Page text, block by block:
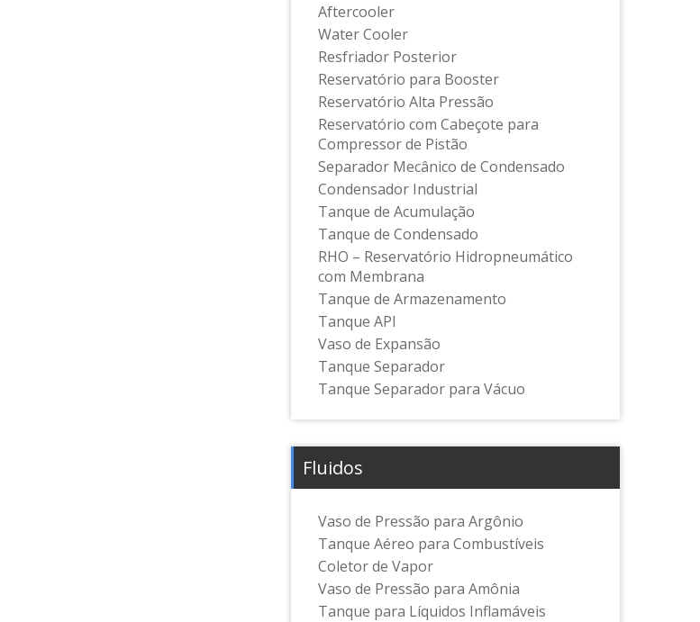
Aftercooler
Water Cooler
Resfriador Posterior
Reservatório para Booster
Reservatório Alta Pressão
Reservatório com Cabeçote para
Compressor de Pistão
Separador Mecânico de Condensado
Condensador Industrial
Tanque de Acumulação
Tanque de Condensado
RHO – Reservatório Hidropneumático
com Membrana
Tanque de Armazenamento
Tanque API
Vaso de Expansão
Tanque Separador
Tanque Separador para Vácuo
Fluidos
Vaso de Pressão para Argônio
Tanque Aéreo para Combustíveis
Coletor de Vapor
Vaso de Pressão para Amônia
Tanque para Líquidos Inflamáveis